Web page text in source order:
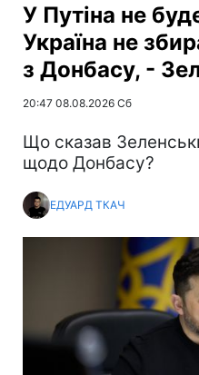
У Путіна не
Україна не
з Донбасу, -
20:47 08.08.2026 Сб
Що сказав
щодо Донбасу?
ЕДУАРД ТКАЧ